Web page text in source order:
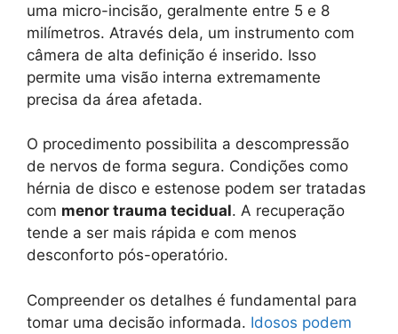
uma micro-incisão, geralmente entre 5 e 8
milímetros. Através dela, um instrumento com
câmera de alta definição é inserido. Isso
permite uma visão interna extremamente
precisa da área afetada.
O procedimento possibilita a descompressão
de nervos de forma segura. Condições como
hérnia de disco e estenose podem ser tratadas
com menor trauma tecidual. A recuperação
tende a ser mais rápida e com menos
desconforto pós-operatório.
Compreender os detalhes é fundamental para
tomar uma decisão informada. Idosos podem